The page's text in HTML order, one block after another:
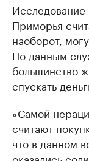
Исследование
Приморья
наоборот,
По данным
большинство
спускать
«Самой
считают
что в данном
оказались